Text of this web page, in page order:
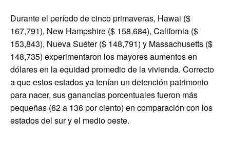
Durante el período de cinco primaveras, Hawai ($
167,791), New Hampshire ($ 158,684), California ($
153,843), Nueva Suéter ($ 148,791) y Massachusetts ($
148,735) experimentaron los mayores aumentos en
dólares en la equidad promedio de la vivienda. Correcto
a que estos estados ya tenían un detención patrimonio
para nacer, sus ganancias porcentuales fueron más
pequeñas (62 a 136 por ciento) en comparación con los
estados del sur y el medio oeste.